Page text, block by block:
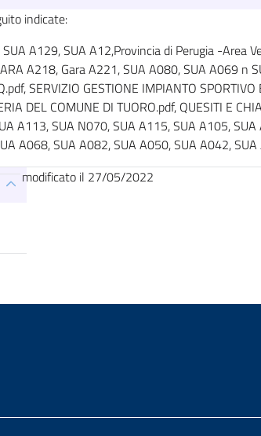
indicate:
A129, SUA A12,Provincia di Perugia -Area
A218, Gara A221, SUA A080, SUA A069 n
SERVIZIO GESTIONE IMPIANTO
DEL COMUNE DI TUORO.pdf, QUESITI E
A113, SUA N070, SUA A115, SUA A105,
A068, SUA A082, SUA A050, SUA A042,
modificato il 27/05/2022